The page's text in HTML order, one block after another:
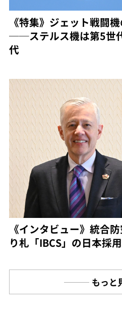
《特集》ジェット戦闘
──ステルス機は第5世
代
《インタビュー》統合
り札「IBCS」の日本採
もっと